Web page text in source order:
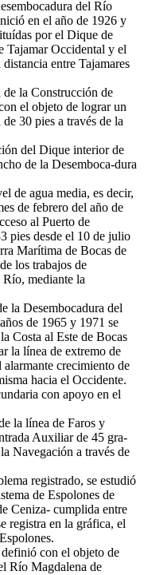
del Río
en el año de 1926 y
por el Dique de
Tajamar Occidental y el
entre Tajamares
de la Construcción de
el objeto de lograr un
30 pies a través de la
del Dique interior de
de la Desemboca-dura
de agua media, es decir,
de febrero del año de
al Puerto de
pies desde el 10 de julio
Marítima de Bocas de
los trabajos de
mediante la
la Desembocadura del
de 1965 y 1971 se
Costa al Este de Bocas
la línea de extremo de
crecimiento de
hacia el Occidente.
con apoyo en el
la línea de Faros y
Auxiliar de 45 gra-
Navegación a través de
registrado, se estudió
de Espolones de
Ceniza- cumplida entre
registra en la gráfica, el
definió con el objeto de
Río Magdalena de